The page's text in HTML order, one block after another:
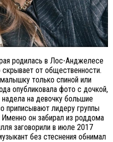
родилась в Лос-Анджелесе
скрывает от общественности.
только спиной или
опубликовала фото с дочкой,
на девочку большие
приписывают лидеру группы
он забирал из роддома
заговорили в июле 2017
без стеснения обнимал